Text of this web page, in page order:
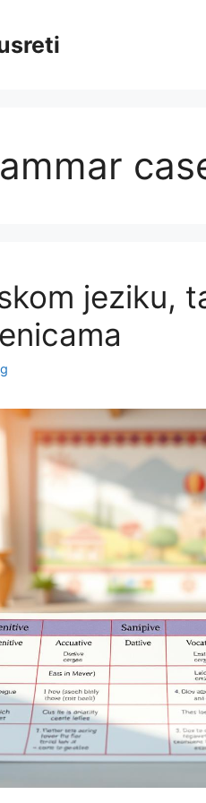
jeziku,